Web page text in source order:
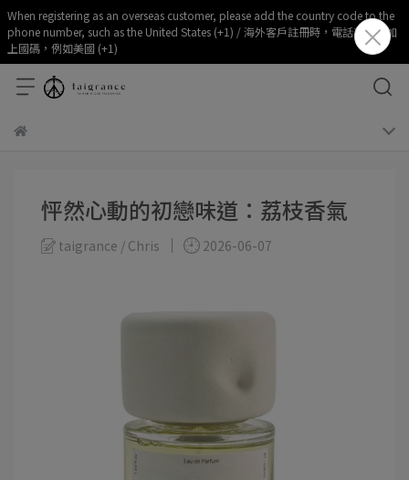
When registering as an overseas customer, please add the country code to the
phone number, such as the United States (+1) / 海外客戶註冊時，電話部分請加
上國碼，例如美國 (+1)
怦然心動的初戀味道：荔枝香氣
taigrance / Chris 2026-06-07